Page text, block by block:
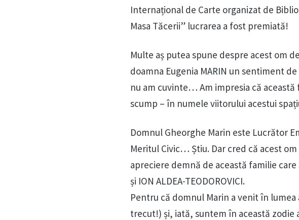
Internațional de Carte organizat de
Masa Tăcerii” lucrarea a fost premiată!
Multe aș putea spune despre acest om
doamna Eugenia MARIN un sentiment
nu am cuvinte… Am impresia că
scump – în numele viitorului acestui
Domnul Gheorghe Marin este Lucrător
Meritul Civic… Știu. Dar cred că acest
apreciere demnă de această familie
și ION ALDEA-TEODOROVICI.
Pentru că domnul Marin a venit în
trecut!) și, iată, suntem în această